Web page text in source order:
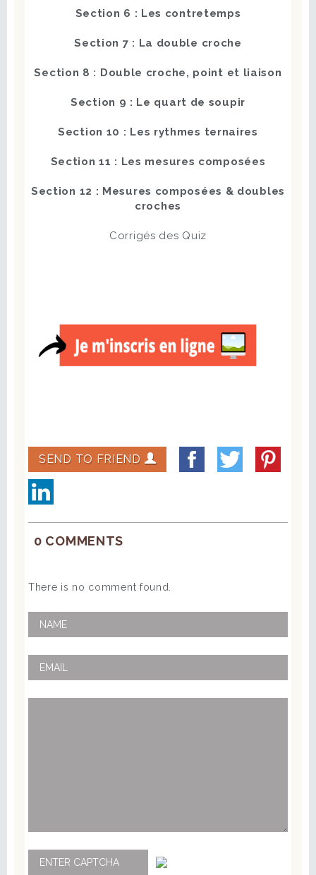
Section 6 : Les contretemps
Section 7 : La double croche
Section 8 : Double croche, point et liaison
Section 9 : Le quart de soupir
Section 10 : Les rythmes ternaires
Section 11 : Les mesures composées
Section 12 : Mesures composées & doubles
croches
Corrigés des Quiz
SEND TO FRIEND
0 COMMENTS
There is no comment found.